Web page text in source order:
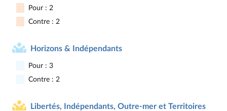
Pour : 2
Contre : 2
Horizons & Indépendants
Pour : 3
Contre : 2
Libertés, Indépendants, Outre-mer et Territoires